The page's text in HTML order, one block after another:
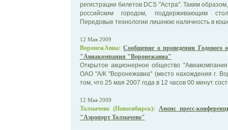
регистрации билетов DCS "Астра". Таким
российским городом, поддерживающим
Передовые технологии лишнюю наличность в
12 Мая 2009
ВоронежАвиа: Сообщение о проведении Годового
"Авиакомпания "Воронежавиа"
Открытое акционерное общество
ОАО "А/К "Воронежавиа" (место нахождения г.
том, что 25 мая 2007 года в 12 часов 00 минут
12 Мая 2009
Толмачево (Новосибирск):
Анонс пресс-
"Аэропорт Толмачево"